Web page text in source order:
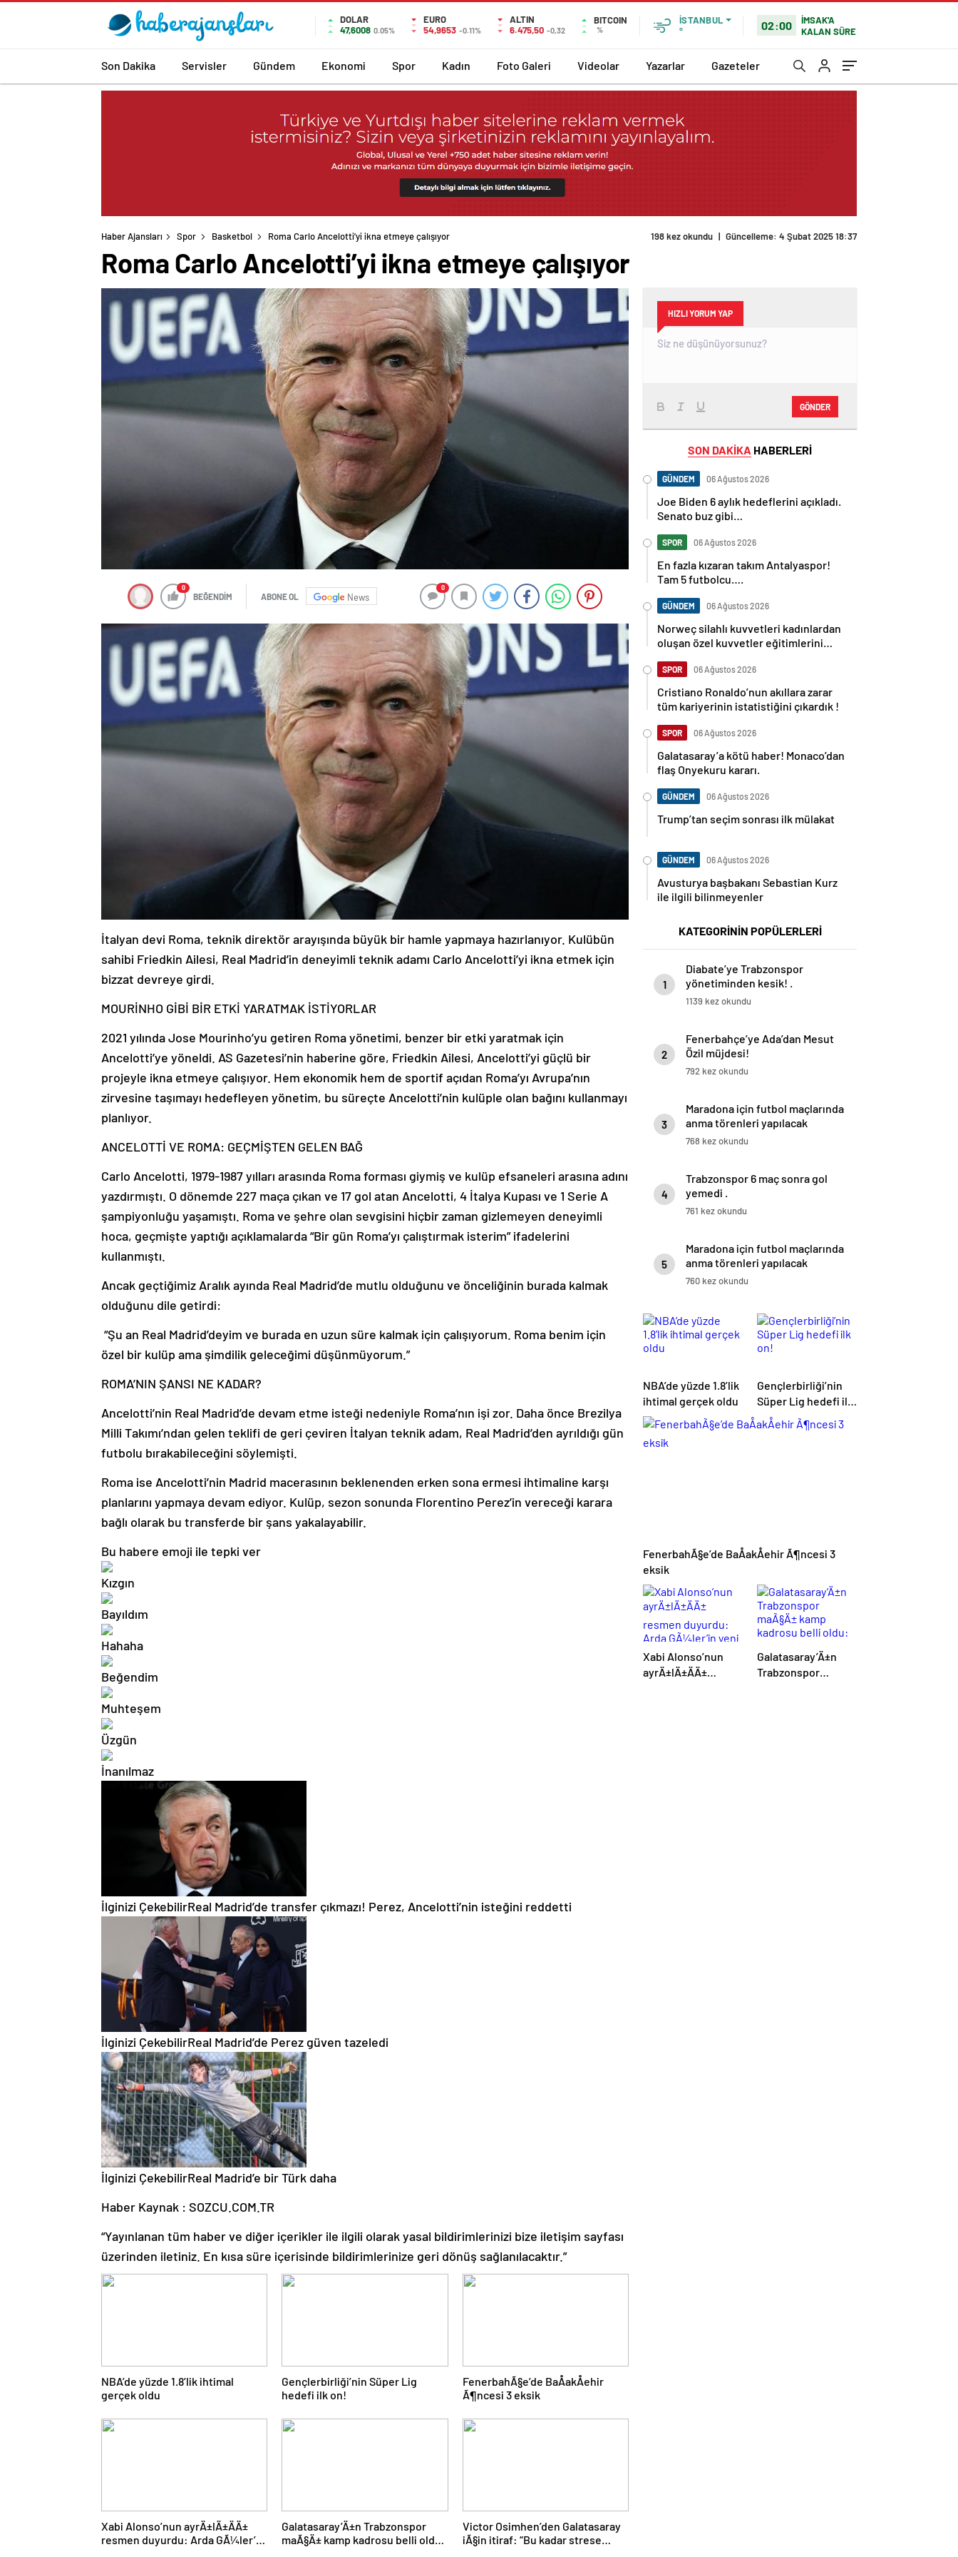
DOLAR
47,6008 0.05%
EURO
54,9653 -0.11%
ALTIN
6.475,50 -0,32
BITCOIN
%
İSTANBUL
°
02:00
İMSAK'A
KALAN SÜRE
Son Dakika Servisler Gündem Ekonomi Spor Kadın Foto Galeri Videolar Yazarlar Gazeteler
Haber Ajansları Spor Basketbol Roma Carlo Ancelotti’yi ikna etmeye çalışıyor 198 kez okundu | Güncelleme: 4 Şubat 2025 18:37
Roma Carlo Ancelotti’yi ikna etmeye çalışıyor
0
BEĞENDİM ABONE OL News
0
İtalyan devi Roma, teknik direktör arayışında büyük bir hamle yapmaya hazırlanıyor. Kulübün
sahibi Friedkin Ailesi, Real Madrid’in deneyimli teknik adamı Carlo Ancelotti’yi ikna etmek için
bizzat devreye girdi.
MOURİNHO GİBİ BİR ETKİ YARATMAK İSTİYORLAR
2021 yılında Jose Mourinho’yu getiren Roma yönetimi, benzer bir etki yaratmak için
Ancelotti’ye yöneldi. AS Gazetesi’nin haberine göre, Friedkin Ailesi, Ancelotti’yi güçlü bir
projeyle ikna etmeye çalışıyor. Hem ekonomik hem de sportif açıdan Roma’yı Avrupa’nın
zirvesine taşımayı hedefleyen yönetim, bu süreçte Ancelotti’nin kulüple olan bağını kullanmayı
planlıyor.
ANCELOTTİ VE ROMA: GEÇMİŞTEN GELEN BAĞ
Carlo Ancelotti, 1979-1987 yılları arasında Roma forması giymiş ve kulüp efsaneleri arasına adını
yazdırmıştı. O dönemde 227 maça çıkan ve 17 gol atan Ancelotti, 4 İtalya Kupası ve 1 Serie A
şampiyonluğu yaşamıştı. Roma ve şehre olan sevgisini hiçbir zaman gizlemeyen deneyimli
hoca, geçmişte yaptığı açıklamalarda “Bir gün Roma’yı çalıştırmak isterim” ifadelerini
kullanmıştı.
Ancak geçtiğimiz Aralık ayında Real Madrid’de mutlu olduğunu ve önceliğinin burada kalmak
olduğunu dile getirdi:
“Şu an Real Madrid’deyim ve burada en uzun süre kalmak için çalışıyorum. Roma benim için
özel bir kulüp ama şimdilik geleceğimi düşünmüyorum.”
ROMA’NIN ŞANSI NE KADAR?
Ancelotti’nin Real Madrid’de devam etme isteği nedeniyle Roma’nın işi zor. Daha önce Brezilya
Milli Takımı’ndan gelen teklifi de geri çeviren İtalyan teknik adam, Real Madrid’den ayrıldığı gün
futbolu bırakabileceğini söylemişti.
Roma ise Ancelotti’nin Madrid macerasının beklenenden erken sona ermesi ihtimaline karşı
planlarını yapmaya devam ediyor. Kulüp, sezon sonunda Florentino Perez’in vereceği karara
bağlı olarak bu transferde bir şans yakalayabilir.
Bu habere emoji ile tepki ver
İlginizi ÇekebilirReal Madrid’de transfer çıkmazı! Perez, Ancelotti’nin isteğini reddetti
İlginizi ÇekebilirReal Madrid’de Perez güven tazeledi
İlginizi ÇekebilirReal Madrid’e bir Türk daha
Haber Kaynak : SOZCU.COM.TR
“Yayınlanan tüm haber ve diğer içerikler ile ilgili olarak yasal bildirimlerinizi bize iletişim sayfası
üzerinden iletiniz. En kısa süre içerisinde bildirimlerinize geri dönüş sağlanılacaktır.”
NBA’de yüzde 1.8’lik ihtimal
gerçek oldu
Gençlerbirliği’nin Süper Lig
hedefi ilk on!
FenerbahÃ§e’de BaÅakÅehir
Ã¶ncesi 3 eksik
Xabi Alonso’nun ayrÄ±lÄ±ÄÄ±
resmen duyurdu: Arda GÃ¼ler’in
Galatasaray’Ä±n Trabzonspor
maÃ§Ä± kamp kadrosu belli oldu:
Victor Osimhen’den Galatasaray
iÃ§in itiraf: “Bu kadar strese
HIZLI YORUM YAP
GÖNDER
SON DAKİKA HABERLERİ
GÜNDEM 06 Ağustos 2026
Joe Biden 6 aylık hedeflerini açıkladı.
Senato buz gibi…
SPOR 06 Ağustos 2026
En fazla kızaran takım Antalyaspor!
Tam 5 futbolcu….
GÜNDEM 06 Ağustos 2026
Norweç silahlı kuvvetleri kadınlardan
oluşan özel kuvvetler eğitimlerini
SPOR 06 Ağustos 2026
Cristiano Ronaldo’nun akıllara zarar
tüm kariyerinin istatistiğini çıkardık !
SPOR 06 Ağustos 2026
Galatasaray’a kötü haber! Monaco’dan
flaş Onyekuru kararı.
GÜNDEM 06 Ağustos 2026
Trump’tan seçim sonrası ilk mülakat
GÜNDEM 06 Ağustos 2026
Avusturya başbakanı Sebastian Kurz
ile ilgili bilinmeyenler
KATEGORİNİN POPÜLERLERİ
1
Diabate’ye Trabzonspor
yönetiminden kesik! .
1139 kez okundu
2
Fenerbahçe’ye Ada’dan Mesut
Özil müjdesi!
792 kez okundu
3
Maradona için futbol maçlarında
anma törenleri yapılacak
768 kez okundu
4
Trabzonspor 6 maç sonra gol
yemedi .
761 kez okundu
5
Maradona için futbol maçlarında
anma törenleri yapılacak
760 kez okundu
NBA’de yüzde 1.8’lik
ihtimal gerçek oldu
Gençlerbirliği’nin
Süper Lig hedefi ilk
on!
FenerbahÃ§e’de BaÅakÅehir Ã¶ncesi 3
eksik
Xabi Alonso’nun
ayrÄ±lÄ±ÄÄ±
Galatasaray’Ä±n
Trabzonspor